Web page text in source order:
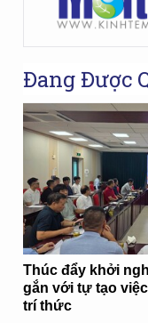
Đang Được
Thúc đẩy khởi
gắn với tự tạo
trí thức